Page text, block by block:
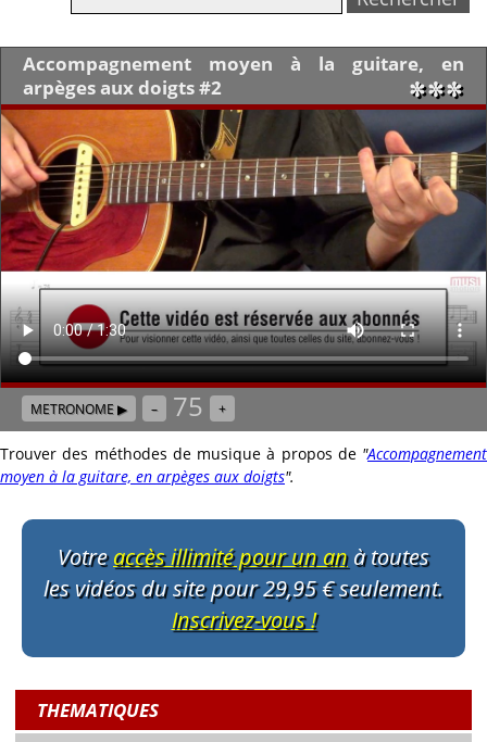
Accompagnement moyen à la guitare, en
arpèges aux doigts #2
✼✼✼
METRONOME ▶ – 75 +
Trouver des méthodes de musique à propos de "Accompagnement
moyen à la guitare, en arpèges aux doigts".
Votreaccès illimité pour un anà toutes
les vidéos du site pour 29,95 € seulement.
Inscrivez-vous !
THEMATIQUES